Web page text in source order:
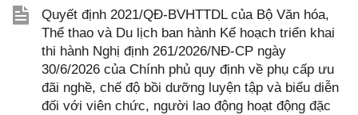
Quyết định 2021/QĐ-BVHTTDL của Bộ Văn hóa,
Thể thao và Du lịch ban hành Kế hoạch triển khai
thi hành Nghị định 261/2026/NĐ-CP ngày
30/6/2026 của Chính phủ quy định về phụ cấp ưu
đãi nghề, chế độ bồi dưỡng luyện tập và biểu diễn
đối với viên chức, người lao động hoạt động đặc